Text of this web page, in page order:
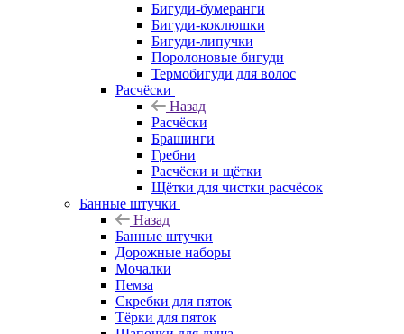
Бигуди-бумеранги
Бигуди-коклюшки
Бигуди-липучки
Поролоновые бигуди
Термобигуди для волос
Расчёски
Назад
Расчёски
Брашинги
Гребни
Расчёски и щётки
Щётки для чистки расчёсок
Банные штучки
Назад
Банные штучки
Дорожные наборы
Мочалки
Пемза
Скребки для пяток
Тёрки для пяток